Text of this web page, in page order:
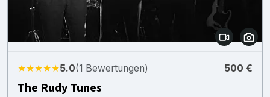
★★★★★5.0(1 Bewertungen) 500 €
The Rudy Tunes